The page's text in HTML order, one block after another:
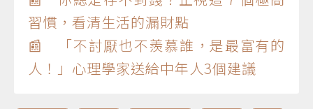
習慣，看清生活的漏財點
📰 「不討厭也不羨慕誰，是最富有的
人！」心理學家送給中年人3個建議